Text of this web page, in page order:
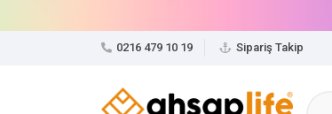
0216 479 10 19 Sipariş Takip